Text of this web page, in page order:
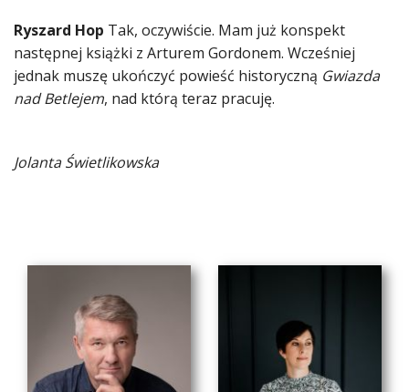
Ryszard Hop Tak, oczywiście. Mam już konspekt
następnej książki z Arturem Gordonem. Wcześniej
jednak muszę ukończyć powieść historyczną Gwiazda
nad Betlejem, nad którą teraz pracuję.
Jolanta Świetlikowska